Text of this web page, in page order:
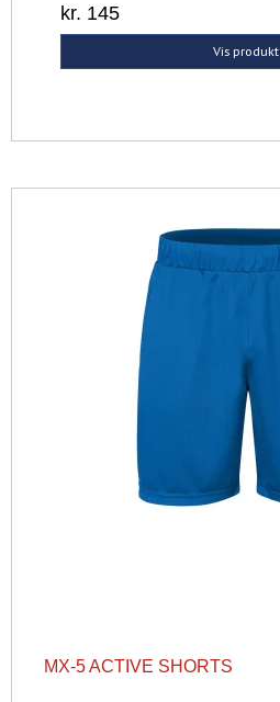
kr. 145
Vis produkt
MX-5 ACTIVE SHORTS